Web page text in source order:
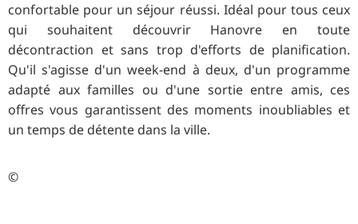
confortable pour un séjour réussi. Idéal pour tous ceux
qui souhaitent découvrir Hanovre en toute
décontraction et sans trop d'efforts de planification.
Qu'il s'agisse d'un week-end à deux, d'un programme
adapté aux familles ou d'une sortie entre amis, ces
offres vous garantissent des moments inoubliables et
un temps de détente dans la ville.
©